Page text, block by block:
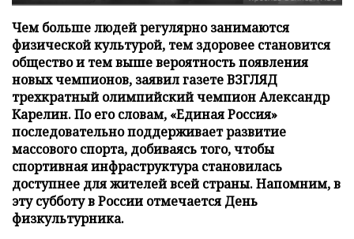
Чем больше людей регулярно занимаются
физической культурой, тем здоровее становится
общество и тем выше вероятность появления
новых чемпионов, заявил газете ВЗГЛЯД
трехкратный олимпийский чемпион Александр
Карелин. По его словам, «Единая Россия»
последовательно поддерживает развитие
массового спорта, добиваясь того, чтобы
спортивная инфраструктура становилась
доступнее для жителей всей страны. Напомним, в
эту субботу в России отмечается День
физкультурника.